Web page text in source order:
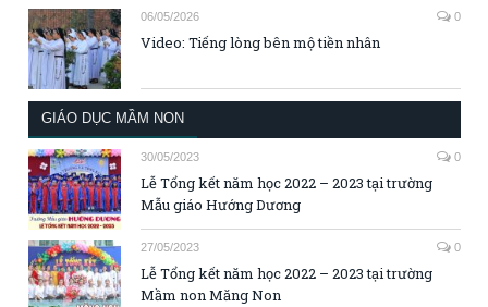
06/05/2026 0
Video: Tiếng lòng bên mộ tiền nhân
GIÁO DỤC MẦM NON
30/05/2023 0
Lễ Tổng kết năm học 2022 – 2023 tại trường
Mẫu giáo Hướng Dương
27/05/2023 0
Lễ Tổng kết năm học 2022 – 2023 tại trường
Mầm non Măng Non